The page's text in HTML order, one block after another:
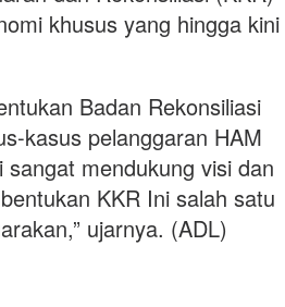
khusus yang hingga kini
Badan Rekonsiliasi
kasus pelanggaran HAM
mendukung visi dan
KKR Ini salah satu
ujarnya. (ADL)